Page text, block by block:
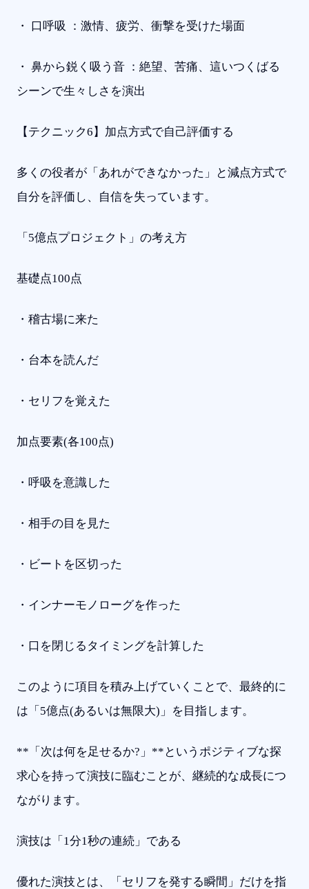
・ 口呼吸 ：激情、疲労、衝撃を受けた場面
・ 鼻から鋭く吸う音 ：絶望、苦痛、這いつくばる
シーンで生々しさを演出
【テクニック6】加点方式で自己評価する
多くの役者が「あれができなかった」と減点方式で
自分を評価し、自信を失っています。
「5億点プロジェクト」の考え方
基礎点100点
・稽古場に来た
・台本を読んだ
・セリフを覚えた
加点要素(各100点)
・呼吸を意識した
・相手の目を見た
・ビートを区切った
・インナーモノローグを作った
・口を閉じるタイミングを計算した
このように項目を積み上げていくことで、最終的に
は「5億点(あるいは無限大)」を目指します。
**「次は何を足せるか?」**というポジティブな探
求心を持って演技に臨むことが、継続的な成長につ
ながります。
演技は「1分1秒の連続」である
優れた演技とは、「セリフを発する瞬間」だけを指